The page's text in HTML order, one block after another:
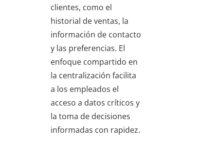
clientes, como el
historial de ventas, la
información de contacto
y las preferencias. El
enfoque compartido en
la centralización facilita
a los empleados el
acceso a datos críticos y
la toma de decisiones
informadas con rapidez.